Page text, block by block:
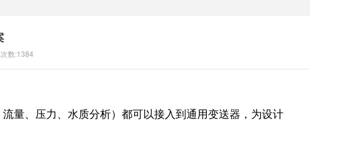
数:1384
量、压力、水质分析）都可以接入到通用变送器，为设计